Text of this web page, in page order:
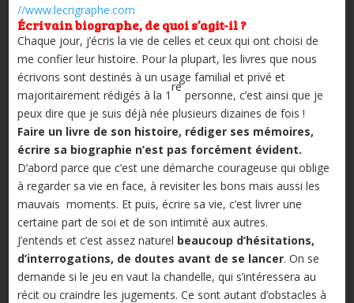
//www.lecrigraphe.com
Écrivain biographe, de quoi s’agit-il ?
Chaque jour, j’écris la vie de celles et ceux qui ont choisi de
me confier leur histoire. Pour la plupart, les livres que nous
écrivons sont destinés à un usage familial et privé et
majoritairement rédigés à la 1
re
personne, c’est ainsi que je
peux dire que je suis déjà née plusieurs dizaines de fois !
Faire un livre de son histoire, rédiger ses mémoires,
écrire sa biographie n’est pas forcément évident.
D’abord parce que c’est une démarche courageuse qui oblige
à regarder sa vie en face, à revisiter les bons mais aussi les
mauvais moments. Et puis, écrire sa vie, c’est livrer une
certaine part de soi et de son intimité aux autres.
J’entends et c’est assez naturel beaucoup d’hésitations,
d’interrogations, de doutes avant de se lancer. On se
demande si le jeu en vaut la chandelle, qui s’intéressera au
récit ou craindre les jugements. Ce sont autant d’obstacles à